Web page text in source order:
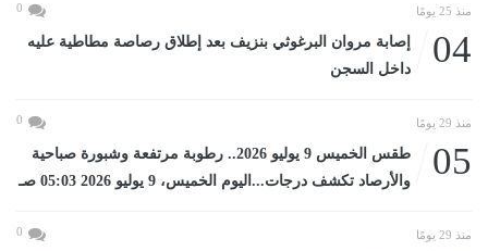
منذ 25 يومًا 0
04
إصابة مروان البرغوثي بنزيف بعد إطلاق رصاصة مطاطية عليه
داخل السجن
منذ 29 يومًا 0
05
طقس الخميس 9 يوليو 2026.. رطوبة مرتفعة وشبورة صباحية
والأرصاد تكشف درجات...اليوم الخميس، 9 يوليو 2026 05:03 صـ
منذ 29 يومًا 0